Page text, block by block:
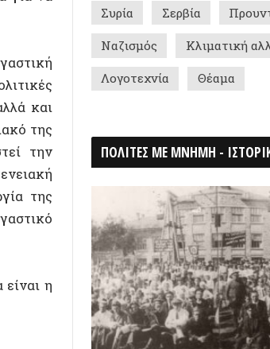
14 ΑΠΡΙΛΊΟΥ 2026
Η Αυτόνομη Αποικία «Κουζμπάς» της IWW στη
Σοβιετική Ένωση (1922-1926): ένα πείραμα
αυτονομίας & αλληλεγγύης που κατεστάλει
ΒΙΝΤΕΟΘΗΚΗ
18 ΑΠΡΙΛΊΟΥ 2026
Τα ιστορικά μνημεία είναι κοινά